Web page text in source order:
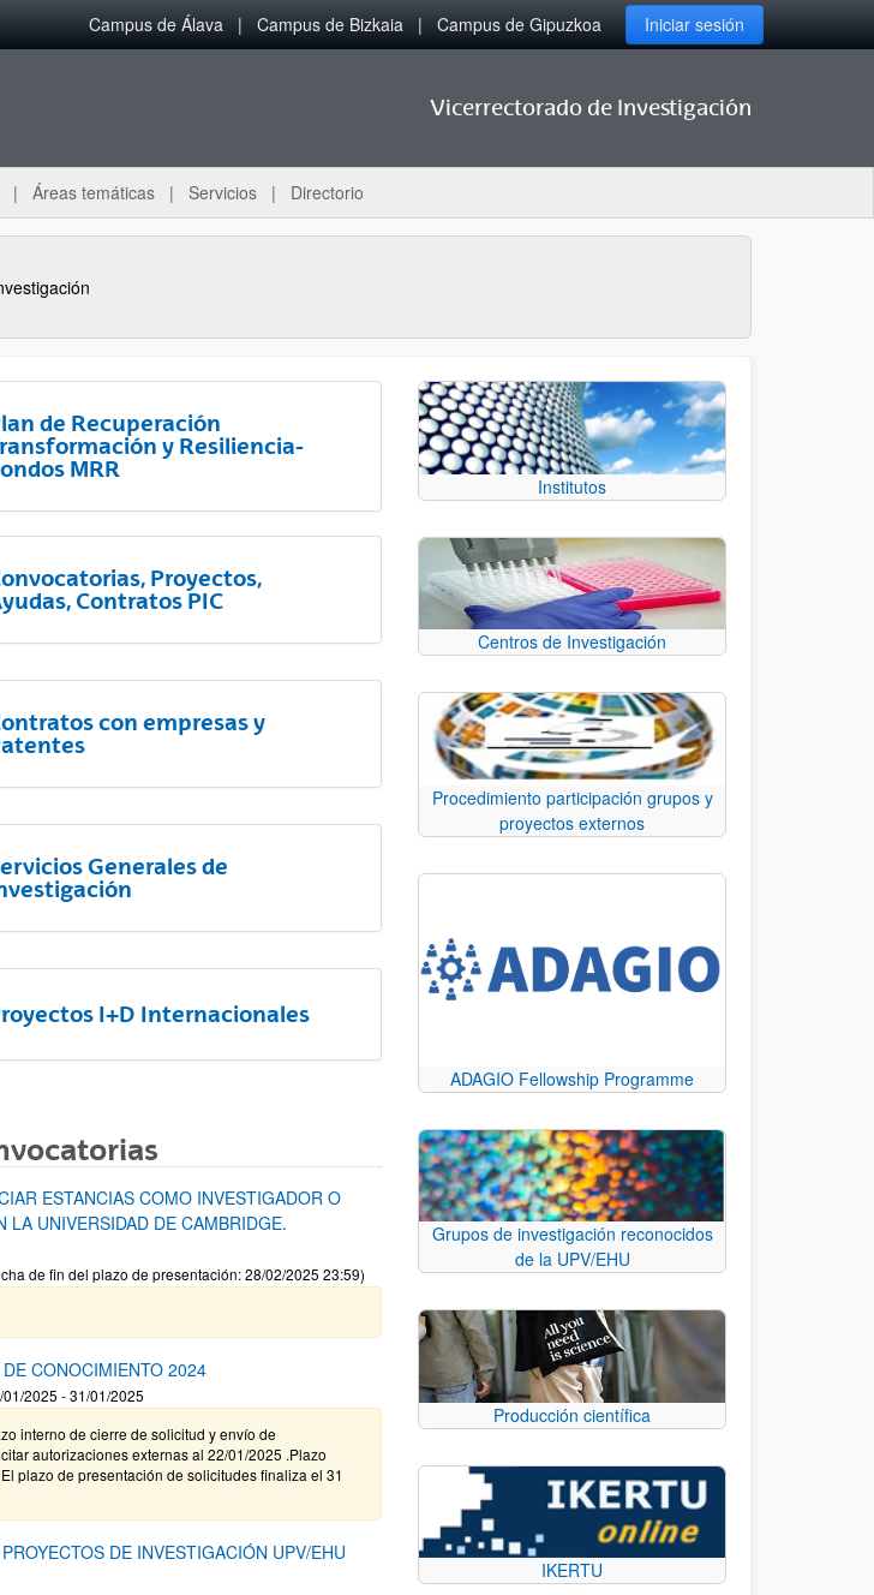
Campus de Álava Campus de Bizkaia Campus de Gipuzkoa Iniciar sesión
Vicerrectorado de Investigación
Áreas temáticas Servicios Directorio
de Recuperación
y Resiliencia-
MRR
Proyectos,
Contratos PIC
con empresas y
Generales de
I+D Internacionales
ESTANCIAS COMO INVESTIGADOR O
LA UNIVERSIDAD DE CAMBRIDGE.
de fin del plazo de presentación: 28/02/2025 23:59)
CONOCIMIENTO 2024
2025 - 31/01/2025
interno de cierre de solicitud y envío de
autorizaciones externas al 22/01/2025 .Plazo
plazo de presentación de solicitudes finaliza el 31
DE INVESTIGACIÓN UPV/EHU
Institutos
Centros de Investigación
Procedimiento participación grupos y
proyectos externos
ADAGIO Fellowship Programme
Grupos de investigación reconocidos
de la UPV/EHU
Producción científica
IKERTU